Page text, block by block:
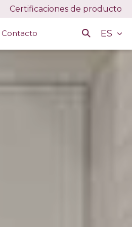
Certificaciones de producto
Contacto ES